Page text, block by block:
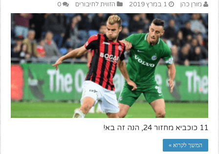
מורן כהן 1 במרץ 2019 הזווית לחיבורים 0
11 כוכביא מחזור 24, הנה זה בא!
המשך לקרוא »